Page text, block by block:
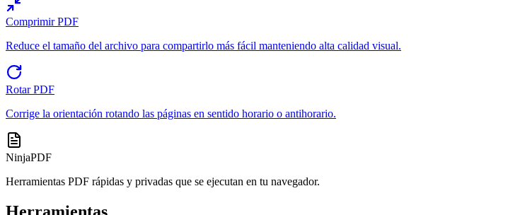
Comprimir PDF
Reduce el tamaño del archivo para compartirlo más fácil manteniendo alta calidad visual.
Rotar PDF
Corrige la orientación rotando las páginas en sentido horario o antihorario.
NinjaPDF
Herramientas PDF rápidas y privadas que se ejecutan en tu navegador.